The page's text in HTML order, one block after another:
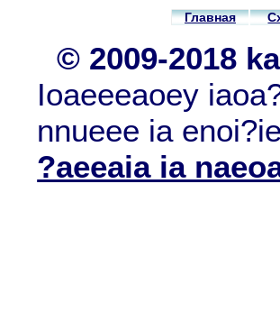
Главная
© 2009-2018
Ioaeeeaoey
nnueee ia
?aeeaia ia